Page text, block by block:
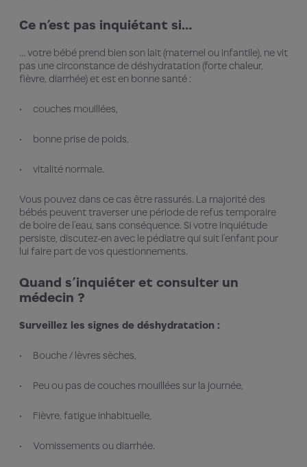
Ce n’est pas inquiétant si…
… votre bébé prend bien son lait (maternel ou infantile), ne vit
pas une circonstance de déshydratation (forte chaleur,
fièvre, diarrhée) et est en bonne santé :
couches mouillées,
bonne prise de poids,
vitalité normale.
Vous pouvez dans ce cas être rassurés. La majorité des
bébés peuvent traverser une période de refus temporaire
de boire de l’eau, sans conséquence. Si votre inquiétude
persiste, discutez-en avec le pédiatre qui suit l’enfant pour
lui faire part de vos questionnements.
Quand s’inquiéter et consulter un
médecin ?
Surveillez les signes de déshydratation :
Bouche / lèvres sèches,
Peu ou pas de couches mouillées sur la journée,
Fièvre, fatigue inhabituelle,
Vomissements ou diarrhée.